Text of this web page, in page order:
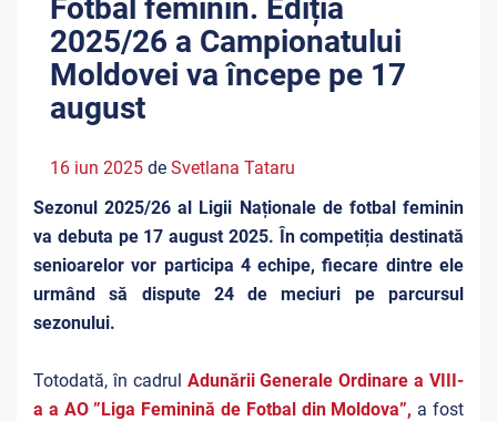
Fotbal feminin. Ediția
2025/26 a Campionatului
Moldovei va începe pe 17
august
16 iun 2025 de Svetlana Tataru
Sezonul 2025/26 al Ligii Naționale de fotbal feminin
va debuta pe 17 august 2025. În competiția destinată
senioarelor vor participa 4 echipe, fiecare dintre ele
urmând să dispute 24 de meciuri pe parcursul
sezonului.
Totodată, în cadrul Adunării Generale Ordinare a VIII-
a a AO ”Liga Feminină de Fotbal din Moldova”, a fost